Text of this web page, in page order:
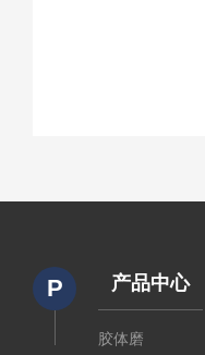
P 产品中心
胶体磨